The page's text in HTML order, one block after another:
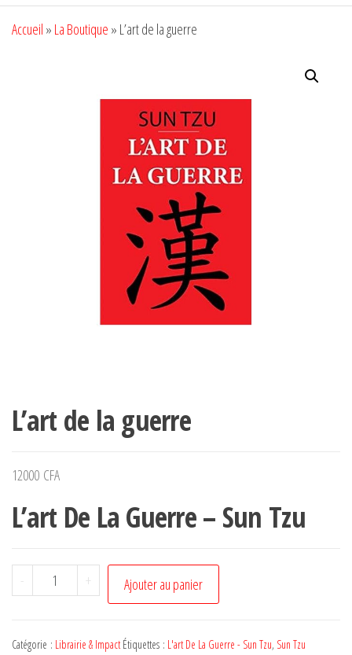
Accueil » La Boutique » L’art de la guerre
L’art de la guerre
12000 CFA
L’art De La Guerre – Sun Tzu
- + Ajouter au panier
Catégorie : Librairie & Impact Étiquettes : L'art De La Guerre - Sun Tzu, Sun Tzu